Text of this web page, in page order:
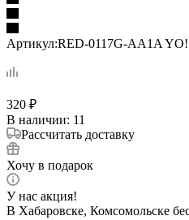
Артикул:RED-0117G-AA1A YO!
320 ₽
В наличии: 11
Рассчитать доставку
Хочу в подарок
У нас акция!
В Хабаровске, Комсомольске